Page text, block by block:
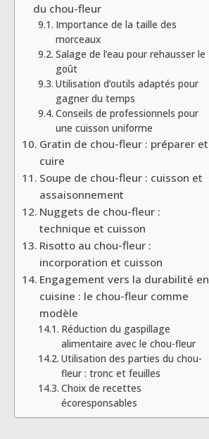
du chou-fleur
Importance de la taille des
morceaux
Salage de l’eau pour rehausser le
goût
Utilisation d’outils adaptés pour
gagner du temps
Conseils de professionnels pour
une cuisson uniforme
Gratin de chou-fleur : préparer et
cuire
Soupe de chou-fleur : cuisson et
assaisonnement
Nuggets de chou-fleur :
technique et cuisson
Risotto au chou-fleur :
incorporation et cuisson
Engagement vers la durabilité en
cuisine : le chou-fleur comme
modèle
Réduction du gaspillage
alimentaire avec le chou-fleur
Utilisation des parties du chou-
fleur : tronc et feuilles
Choix de recettes
écoresponsables